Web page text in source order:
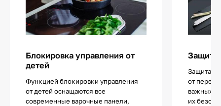
Блокировка управления от
детей
Функцией блокировки управления
от детей оснащаются все
современные варочные панели,
Защита
Защита
от
важных
их